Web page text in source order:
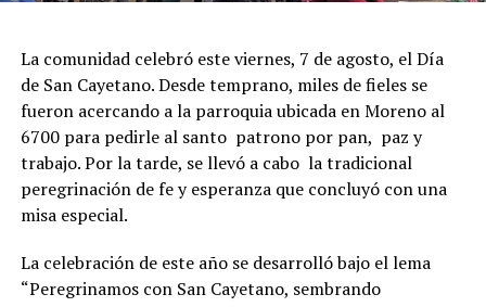
La comunidad celebró este viernes, 7 de agosto, el Día
de San Cayetano. Desde temprano, miles de fieles se
fueron acercando a la parroquia ubicada en Moreno al
6700 para pedirle al santo patrono por pan, paz y
trabajo. Por la tarde, se llevó a cabo la tradicional
peregrinación de fe y esperanza que concluyó con una
misa especial.
La celebración de este año se desarrolló bajo el lema
“Peregrinamos con San Cayetano, sembrando